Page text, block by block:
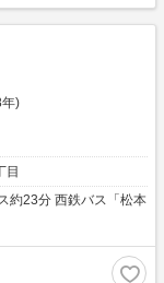
)
目
約23分 西鉄バス「松本